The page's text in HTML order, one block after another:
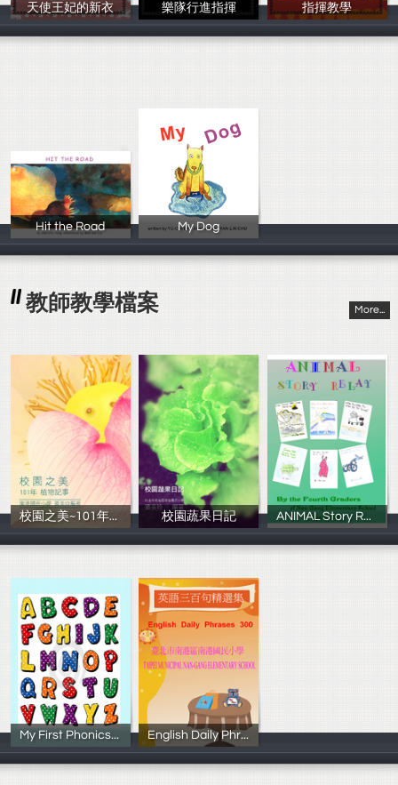
天使王妃的新衣 樂隊行進指揮 指揮教學
Hit the Road
作者: 楊錦勤老
My Dog
作者: 林玉姬老
教師教學檔案 More...
校園之美~101年植物記事 校園蔬果日記 ANIMAL Story Relay
My First Phonics Book
100學年度二年
English Daily Phrases 300
英語教學團隊